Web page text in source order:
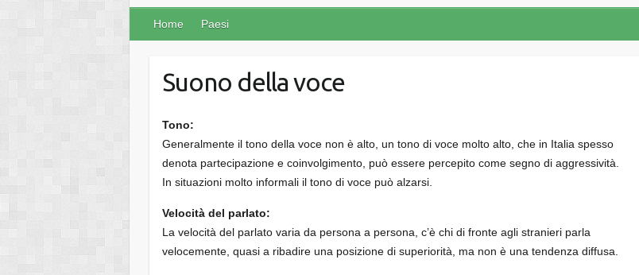
Home Paesi
Suono della voce
Tono:
Generalmente il tono della voce non è alto, un tono di voce molto alto, che in Italia spesso
denota partecipazione e coinvolgimento, può essere percepito come segno di aggressività.
In situazioni molto informali il tono di voce può alzarsi.
Velocità del parlato:
La velocità del parlato varia da persona a persona, c’è chi di fronte agli stranieri parla
velocemente, quasi a ribadire una posizione di superiorità, ma non è una tendenza diffusa.